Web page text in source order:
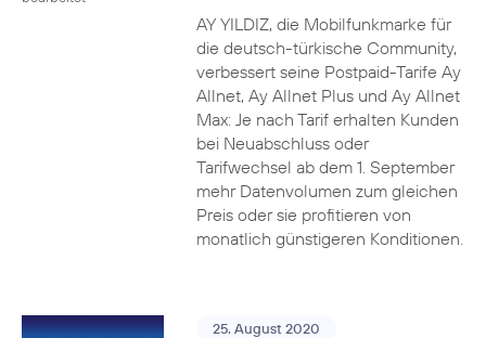
AY YILDIZ, die Mobilfunkmarke für
die deutsch-türkische Community,
verbessert seine Postpaid-Tarife Ay
Allnet, Ay Allnet Plus und Ay Allnet
Max: Je nach Tarif erhalten Kunden
bei Neuabschluss oder
Tarifwechsel ab dem 1. September
mehr Datenvolumen zum gleichen
Preis oder sie profitieren von
monatlich günstigeren Konditionen.
25. August 2020